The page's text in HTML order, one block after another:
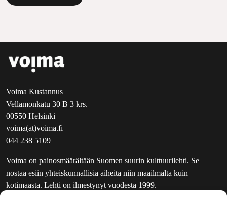
Voima Kustannus
Vellamonkatu 30 B 3 krs.
00550 Helsinki
voima(at)voima.fi
044 238 5109
Voima on painosmäärältään Suomen suurin kulttuurilehti. Se
nostaa esiin yhteiskunnallisia aiheita niin maailmalta kuin
kotimaasta. Lehti on ilmestynyt vuodesta 1999.